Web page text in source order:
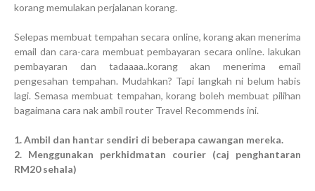
korang memulakan perjalanan korang.
Selepas membuat tempahan secara online, korang akan menerima
email dan cara-cara membuat pembayaran secara online. lakukan
pembayaran dan tadaaaa..korang akan menerima email
pengesahan tempahan. Mudahkan? Tapi langkah ni belum habis
lagi. Semasa membuat tempahan, korang boleh membuat pilihan
bagaimana cara nak ambil router Travel Recommends ini.
1. Ambil dan hantar sendiri di beberapa cawangan mereka.
2. Menggunakan perkhidmatan courier (caj penghantaran
RM20 sehala)